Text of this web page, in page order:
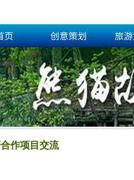
页 创意策划 旅
作项目交流